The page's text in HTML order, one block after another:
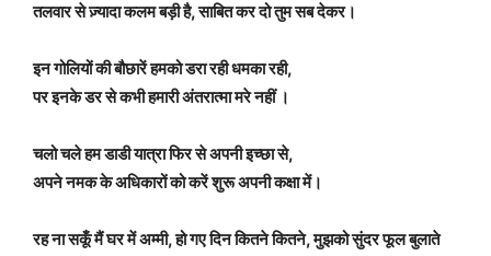
तलवार से ज़्यादा कलम बड़ी है, साबित कर दो तुम सब देकर।
इन गोलियों की बौछारें हमको डरा रही धमका रही,
पर इनके डर से कभी हमारी अंतरात्मा मरे नहीं ।
चलो चले हम डाडी यात्रा फिर से अपनी इच्छा से,
अपने नमक के अधिकारों को करें शुरू अपनी कक्षा में।
रह ना सकूँ मैं घर में अम्मी, हो गए दिन कितने कितने, मुझको सुंदर फूल बुलाते